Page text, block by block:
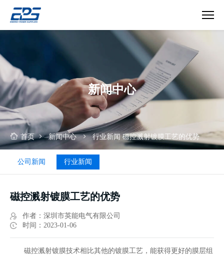
溅
镀
膜
工
艺
的
势
新闻中心
首页 新闻中心 行业新闻 磁控溅射镀膜工艺的优势
公司新闻 行业新闻
磁控溅射镀膜工艺的优势
作者：深圳市英能电气有限公司
时间：2023-01-06
磁控溅射镀膜技术相比其他的镀膜工艺，能获得更好的膜层组